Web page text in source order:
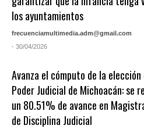
los ayuntamientos
frecuenciamultimedia.adm@gmail.com
- 30/04/2026
Avanza el cómputo de la elección
Poder Judicial de Michoacán: se
un 80.51% de avance en
de Disciplina Judicial